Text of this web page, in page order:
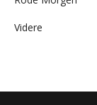
Videre